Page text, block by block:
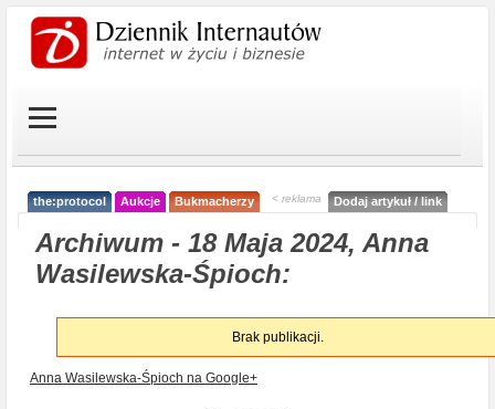
the:protocol Aukcje Bukmacherzy < reklama Dodaj artykuł / link
Archiwum - 18 Maja 2024, Anna
Wasilewska-Śpioch:
Brak publikacji.
Anna Wasilewska-Śpioch na Google+